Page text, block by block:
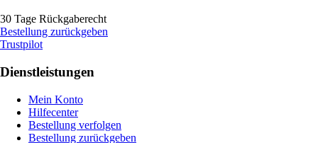
30 Tage Rückgaberecht
Bestellung zurückgeben
Trustpilot
Dienstleistungen
Mein Konto
Hilfecenter
Bestellung verfolgen
Bestellung zurückgeben